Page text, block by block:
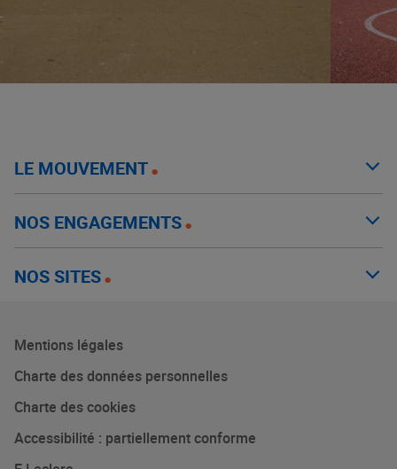
LE MOUVEMENT
NOS ENGAGEMENTS
NOS SITES
Mentions légales
Charte des données personnelles
Charte des cookies
Accessibilité : partiellement conforme